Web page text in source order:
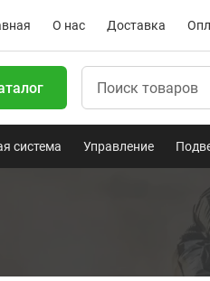
О нас Доставка
система Управление